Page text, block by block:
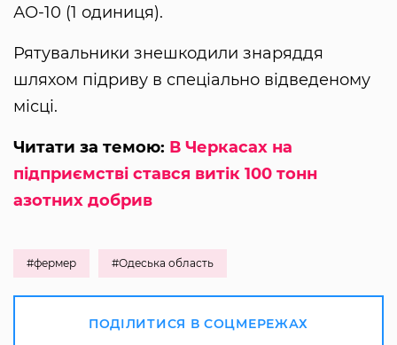
АО-10 (1 одиниця).
Рятувальники знешкодили знаряддя
шляхом підриву в спеціально відведеному
місці.
Читати за темою: В Черкасах на
підприємстві стався витік 100 тонн
азотних добрив
#фермер #Одеська область
ПОДІЛИТИСЯ В СОЦМЕРЕЖАХ